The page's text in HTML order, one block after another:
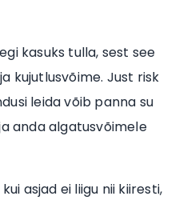
kasuks tulla, sest see
kujutlusvõime. Just risk
leida võib panna su
anda algatusvõimele
asjad ei liigu nii kiiresti,